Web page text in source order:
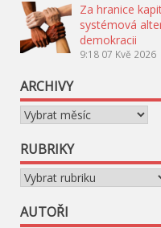
Za hranice
systémová
demokracii
9:18 07 Kvě 2026
ARCHIVY
Archivy
RUBRIKY
Rubriky
AUTOŘI